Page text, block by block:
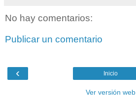
No hay comentarios:
Publicar un comentario
‹ Inicio
Ver versión web